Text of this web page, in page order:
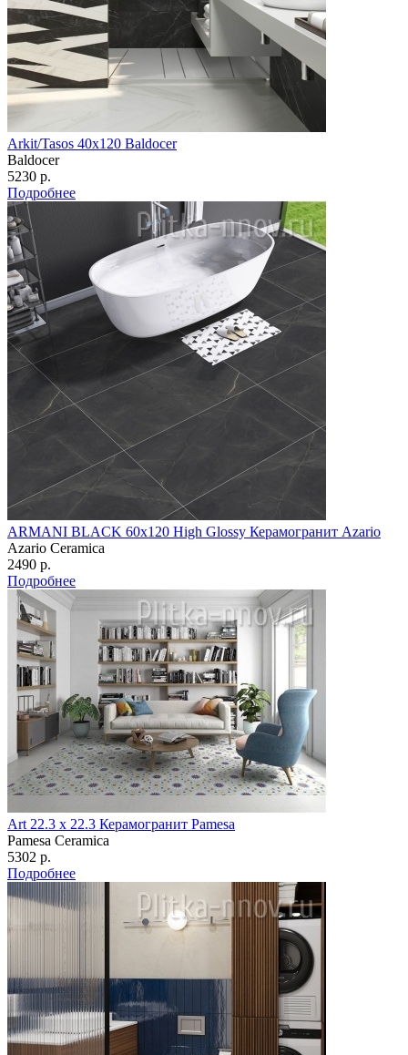
Arkit/Tasos 40х120 Baldocer
Baldocer
5230 р.
Подробнее
ARMANI BLACK 60х120 High Glossy Керамогранит Azario
Azario Ceramica
2490 р.
Подробнее
Art 22.3 х 22.3 Керамогранит Pamesa
Pamesa Ceramica
5302 р.
Подробнее